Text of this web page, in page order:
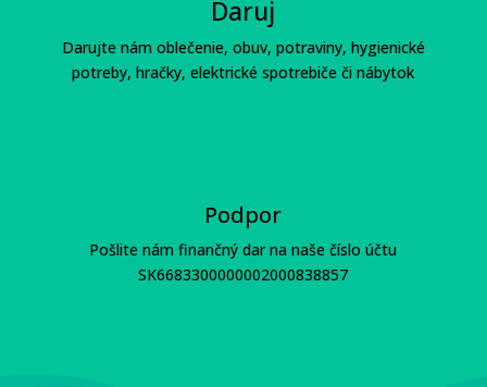
Daruj
Darujte nám oblečenie, obuv, potraviny, hygienické
potreby, hračky, elektrické spotrebiče či nábytok
Podpor
Pošlite nám finančný dar na naše číslo účtu
SK6683300000002000838857